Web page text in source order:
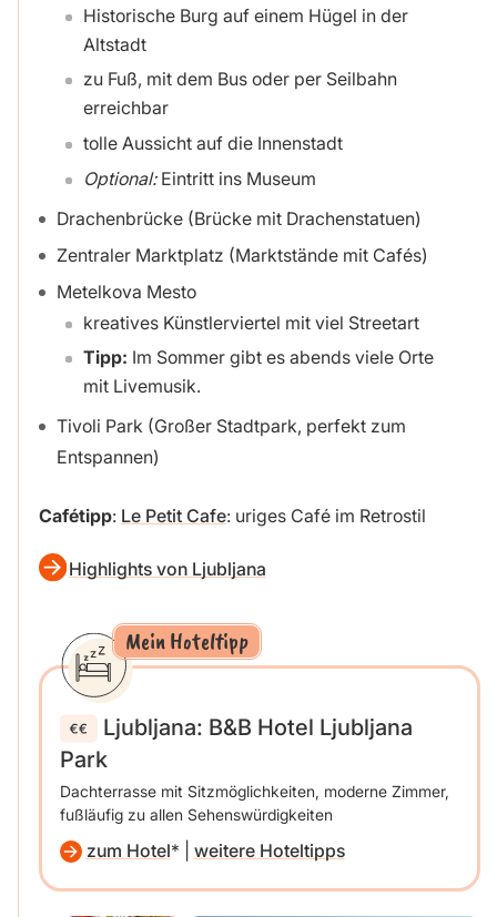
Historische Burg auf einem Hügel in der
Altstadt
zu Fuß, mit dem Bus oder per Seilbahn
erreichbar
tolle Aussicht auf die Innenstadt
Optional:Eintritt ins Museum
Drachenbrücke (Brücke mit Drachenstatuen)
Zentraler Marktplatz (Marktstände mit Cafés)
Metelkova Mesto
kreatives Künstlerviertel mit viel Streetart
Tipp: Im Sommer gibt es abends viele Orte
mit Livemusik.
Tivoli Park (Großer Stadtpark, perfekt zum
Entspannen)
Cafétipp: Le Petit Cafe: uriges Café im Retrostil
Highlights von Ljubljana
Mein Hoteltipp
Ljubljana: B&B Hotel Ljubljana
Park
Dachterrasse mit Sitzmöglichkeiten, moderne Zimmer,
fußläufig zu allen Sehenswürdigkeiten
zum Hotel weitere Hoteltipps